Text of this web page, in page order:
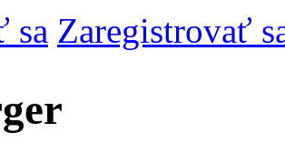
sa Zaregistrovať